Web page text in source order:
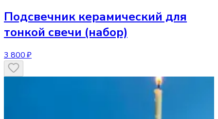
Подсвечник керамический для
тонкой свечи (набор)
3 800 ₽